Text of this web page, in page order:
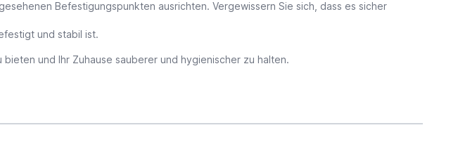
Befestigungspunkten ausrichten. Vergewissern Sie sich, dass es sicher
und stabil ist.
und Ihr Zuhause sauberer und hygienischer zu halten.